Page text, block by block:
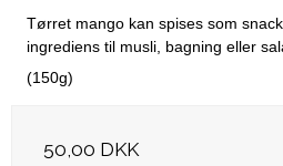
Tørret mango kan spises som
ingrediens til musli, bagning eller
(150g)
50,00 DKK